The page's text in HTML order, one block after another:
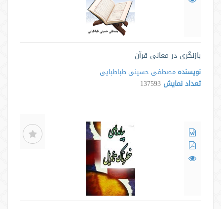
بازنگری در معانی قرآن
نویسنده مصطفی حسینی طباطبایی
تعداد نمایش 137593